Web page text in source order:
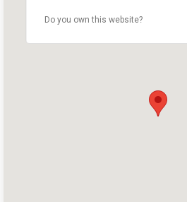
Do you own this website?